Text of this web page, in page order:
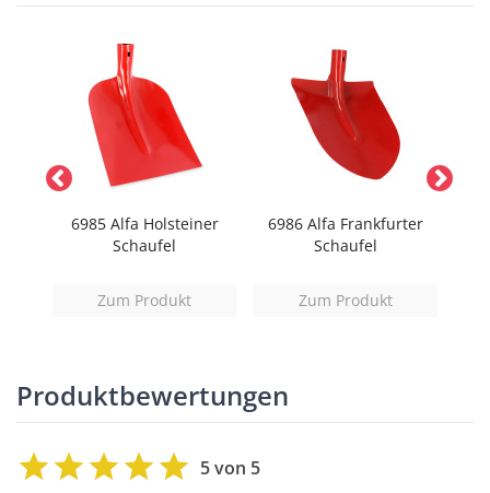
6985 Alfa Holsteiner
Schaufel
Zum Produkt
6986 Alfa Frankfurter
Schaufel
Zum Produkt
Produktbewertungen
5 von 5